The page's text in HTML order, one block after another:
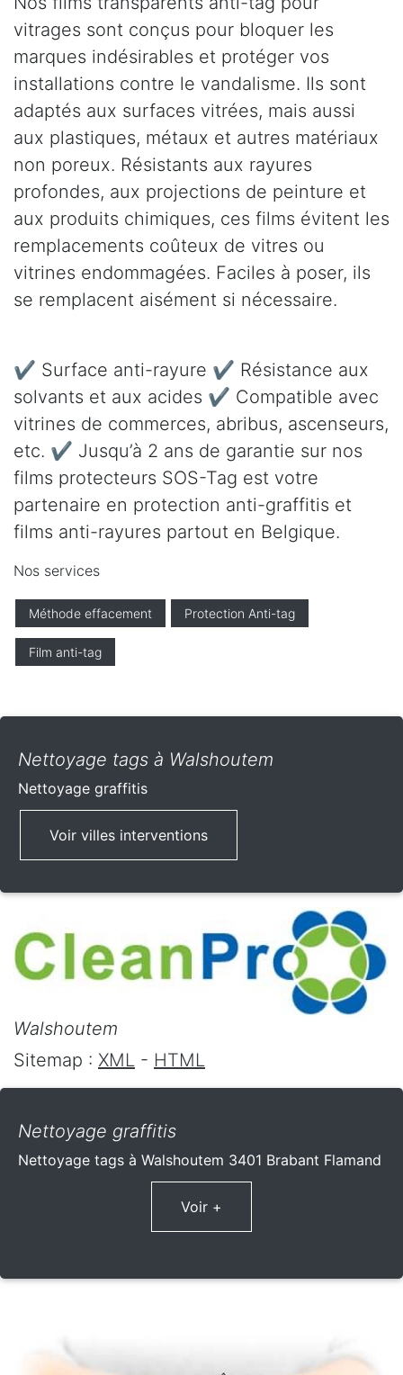
vitrages sont conçus pour bloquer les
marques indésirables et protéger vos
installations contre le vandalisme. Ils sont
adaptés aux surfaces vitrées, mais aussi
aux plastiques, métaux et autres matériaux
non poreux. Résistants aux rayures
profondes, aux projections de peinture et
aux produits chimiques, ces films évitent les
remplacements coûteux de vitres ou
vitrines endommagées. Faciles à poser, ils
se remplacent aisément si nécessaire.
✔ Surface anti-rayure ✔ Résistance aux
solvants et aux acides ✔ Compatible avec
vitrines de commerces, abribus, ascenseurs,
etc. ✔ Jusqu’à 2 ans de garantie sur nos
films protecteurs SOS-Tag est votre
partenaire en protection anti-graffitis et
films anti-rayures partout en Belgique.
Nos services
Méthode effacement Protection Anti-tag
Film anti-tag
Nettoyage tags à Walshoutem
Nettoyage graffitis
Voir villes interventions
Walshoutem
Sitemap : XML - HTML
Nettoyage graffitis
Nettoyage tags à Walshoutem 3401 Brabant Flamand
Voir +